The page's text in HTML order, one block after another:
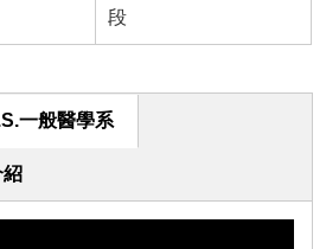
段
一般醫學系
紹